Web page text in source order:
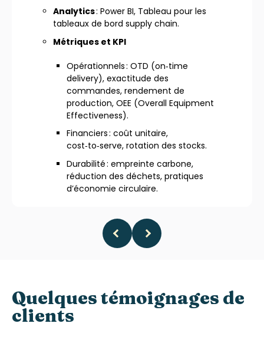
Analytics: Power BI, Tableau pour les
tableaux de bord supply chain.
Métriques et KPI
Opérationnels : OTD (on‑time
delivery), exactitude des
commandes, rendement de
production, OEE (Overall Equipment
Effectiveness).
Financiers : coût unitaire,
cost‑to‑serve, rotation des stocks.
Durabilité : empreinte carbone,
réduction des déchets, pratiques
d’économie circulaire.
Quelques témoignages de
clients